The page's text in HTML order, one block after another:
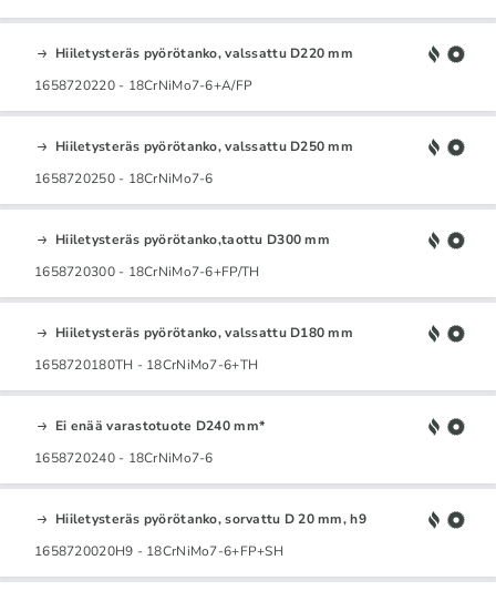
Hiiletysteräs pyörötanko, valssattu D220 mm
1658720220 - 18CrNiMo7-6+A/FP
Hiiletysteräs pyörötanko, valssattu D250 mm
1658720250 - 18CrNiMo7-6
Hiiletysteräs pyörötanko,taottu D300 mm
1658720300 - 18CrNiMo7-6+FP/TH
Hiiletysteräs pyörötanko, valssattu D180 mm
1658720180TH - 18CrNiMo7-6+TH
Ei enää varastotuote D240 mm*
1658720240 - 18CrNiMo7-6
Hiiletysteräs pyörötanko, sorvattu D 20 mm, h9
1658720020H9 - 18CrNiMo7-6+FP+SH